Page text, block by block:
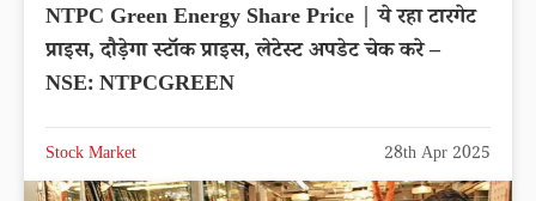
NTPC Green Energy Share Price | ये रहा टारगेट
प्राइस, दौड़ेगा स्टॉक प्राइस, लेटेस्ट अपडेट चेक करे –
NSE: NTPCGREEN
Stock Market 28th Apr 2025